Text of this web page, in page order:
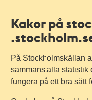
Kakor på
På Stockholmskällan
sammanställa statistik
fungera på ett bra sätt